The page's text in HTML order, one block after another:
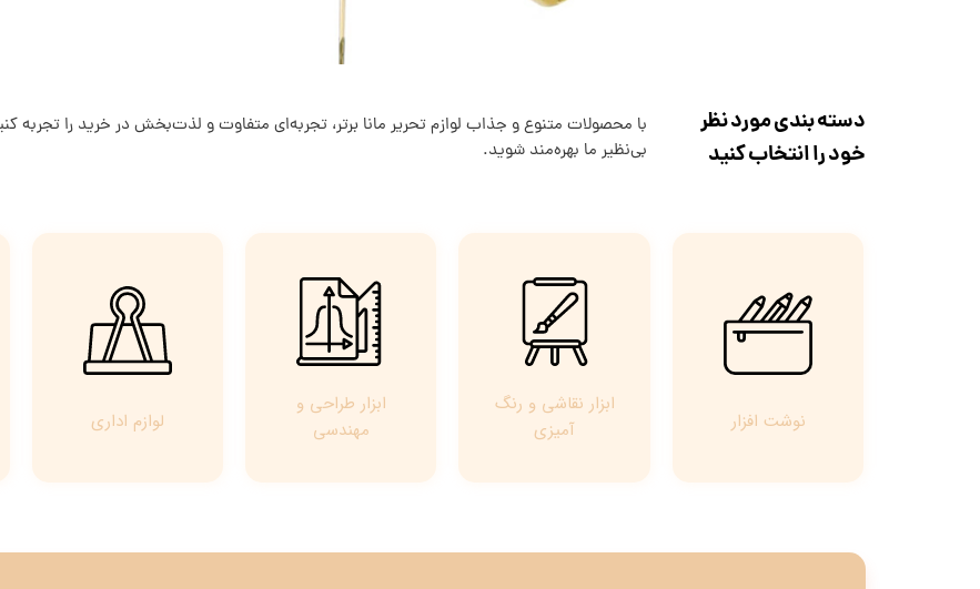
دسته بندی مورد نظر
خود را انتخاب کنید
با محصولات متنوع و جذاب لوازم تحریر مانا برتر، تجربه‌ای متفاوت و لذت‌بخش در خرید را تجربه
بی‌نظیر ما بهره‌مند شوید.
نوشت افزار
ابزار نقاشی و رنگ
آمیزی
ابزار طراحی و
مهندسی
لوازم اداری